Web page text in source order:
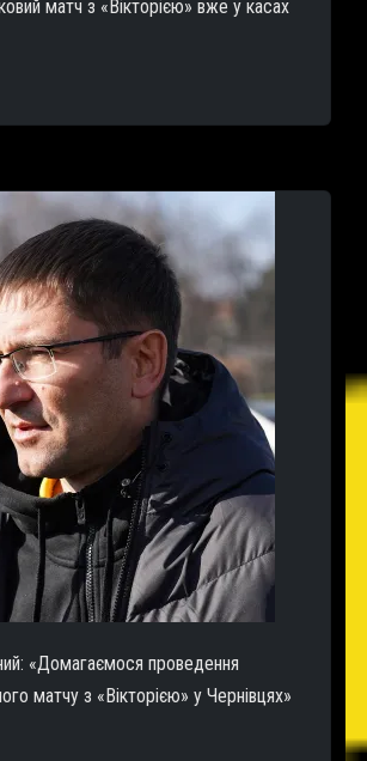
матч з «Вікторією» вже у касах
«Домагаємося проведення
матчу з «Вікторією» у Чернівцях»